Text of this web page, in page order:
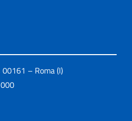
– Roma (I)